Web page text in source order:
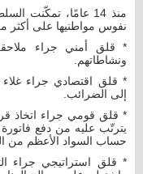
منذ 14 عامًا،
نفوس مواطنيها على أكثر
* قلق أمني جراء
ونشاطاتهم.
* قلق اقتصادي جراء غلاء
إلى الضرائب.
* قلق قومي جراء اتخاذ
يترتّب عليه من دفع
حساب السواد الأعظم من
* قلق استراتيجي جراء